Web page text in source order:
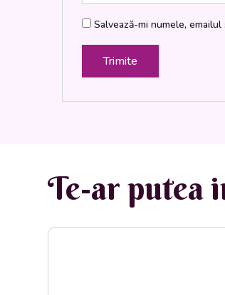
Salvează-mi numele,
Te-ar putea